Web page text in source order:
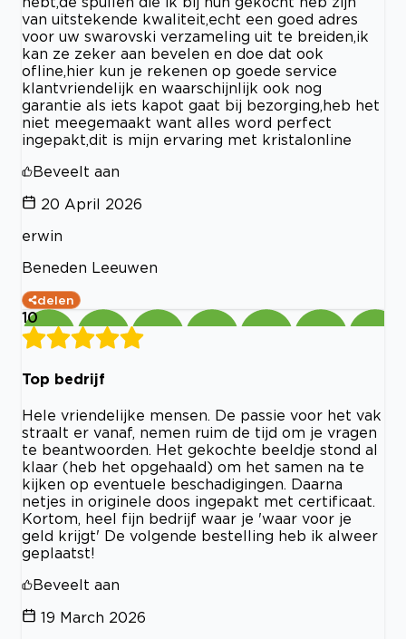
van uitstekende kwaliteit,echt een goed adres
voor uw swarovski verzameling uit te breiden,ik
kan ze zeker aan bevelen en doe dat ook
ofline,hier kun je rekenen op goede service
klantvriendelijk en waarschijnlijk ook nog
garantie als iets kapot gaat bij bezorging,heb het
niet meegemaakt want alles word perfect
ingepakt,dit is mijn ervaring met kristalonline
Beveelt aan
20 April 2026
erwin
Beneden Leeuwen
delen
10
Top bedrijf
Hele vriendelijke mensen. De passie voor het vak
straalt er vanaf, nemen ruim de tijd om je vragen
te beantwoorden. Het gekochte beeldje stond al
klaar (heb het opgehaald) om het samen na te
kijken op eventuele beschadigingen. Daarna
netjes in originele doos ingepakt met certificaat.
Kortom, heel fijn bedrijf waar je 'waar voor je
geld krijgt' De volgende bestelling heb ik alweer
geplaatst!
Beveelt aan
19 March 2026